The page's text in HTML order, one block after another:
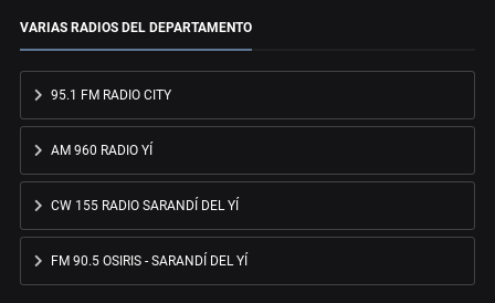
VARIAS RADIOS DEL DEPARTAMENTO
95.1 FM RADIO CITY
AM 960 RADIO YÍ
CW 155 RADIO SARANDÍ DEL YÍ
FM 90.5 OSIRIS - SARANDÍ DEL YÍ